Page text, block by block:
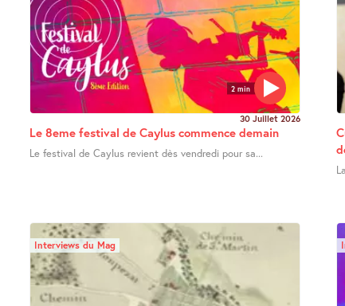
2 min
30 Juillet 2026
Le 8eme festival de Caylus commence demain
Le festival de Caylus revient dès vendredi pour sa...
Interviews du Mag